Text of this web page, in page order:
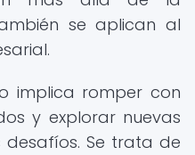
se aplican al
implica romper con
y explorar nuevas
Se trata de